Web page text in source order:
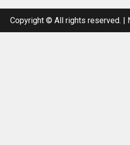
Copyright © All rights reserved. |